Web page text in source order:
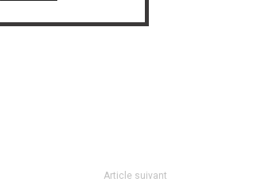
Article suivant